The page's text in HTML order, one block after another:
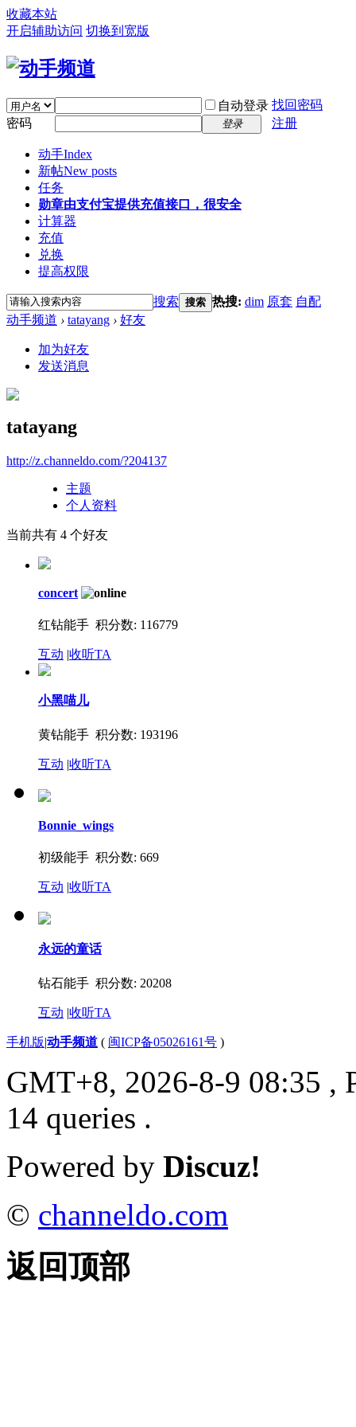
收藏本站
开启辅助访问 切换到宽版
自动登录 找回密码
密码
登录 注册
动手Index
新帖New posts
任务
勋章由支付宝提供充值接口，很安全
计算器
充值
兑换
提高权限
搜索 搜索 热搜: dim 原套 自配
动手频道 › tatayang › 好友
加为好友
发送消息
tatayang
http://z.channeldo.com/?204137
主题
个人资料
当前共有 4 个好友
concert
红钻能手 积分数: 116779
互动 |收听TA
小黑喵儿
黄钻能手 积分数: 193196
互动 |收听TA
Bonnie_wings
初级能手 积分数: 669
互动 |收听TA
永远的童话
钻石能手 积分数: 20208
互动 |收听TA
手机版|动手频道 ( 闽ICP备05026161号 )
GMT+8, 2026-8-9 08:35 ,
14 queries .
Powered by Discuz!
© channeldo.com
返回顶部